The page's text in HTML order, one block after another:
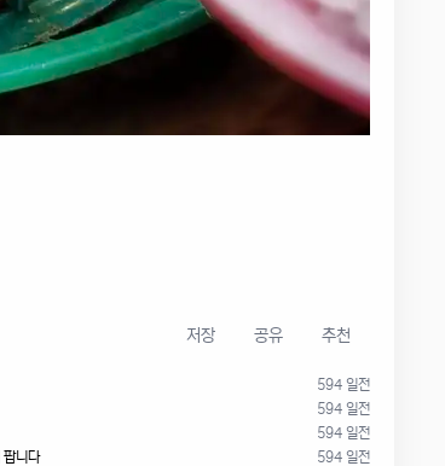
저장 공유 추천
594 일전
594 일전
594 일전
니다
594 일전